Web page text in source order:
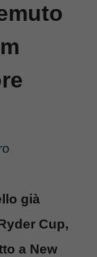
già
Cup,
a New